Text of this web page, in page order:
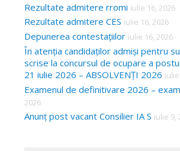
Rezultate admitere rromi iulie 16, 2026
Rezultate admitere CES iulie 16, 2026
Depunerea contestațiilor iulie 16, 2026
În atenția candidaților admiși pentru
scrise la concursul de ocupare a
21 iulie 2026 – ABSOLVENȚI 2026
Examenul de definitivare 2026 –
2026
Anunț post vacant Consilier IA S iulie 9,